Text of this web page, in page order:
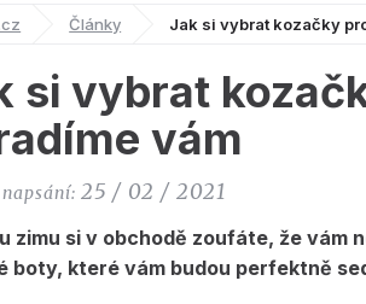
Články Jak si vybrat kozačky
si vybrat
vám
25 / 02 / 2021
zimu si v obchodě zoufáte, že vám
boty, které vám budou perfektně